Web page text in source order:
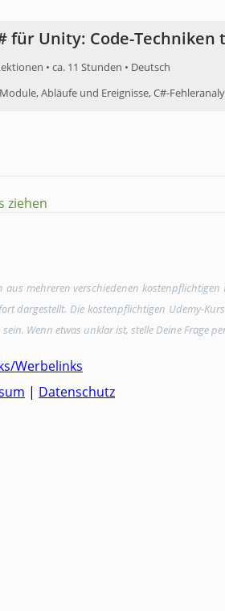
für Unity: Code-
• ca. 11 Stunden • Deutsch
Abläufe und Ereignisse, C#-
ziehen
mehreren verschiedenen
dargestellt. Die kostenpflichtigen Udemy-
Wenn etwas unklar ist, stelle Deine Frage
Werbelinks
| Datenschutz